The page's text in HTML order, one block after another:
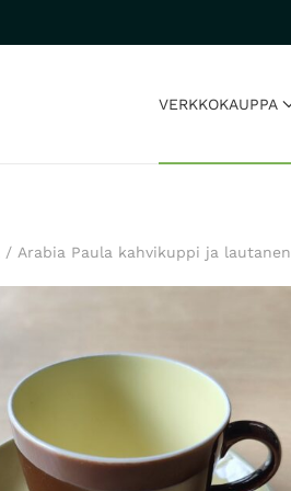
VERKKOKAUPPA
/ Arabia Paula kahvikuppi ja lautanen